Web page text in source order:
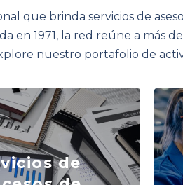
que brinda servicios de
en 1971, la red reúne a más
nuestro portafolio de
confianza de
proveedores, mejora las
ayuda a mantener
de
de
de